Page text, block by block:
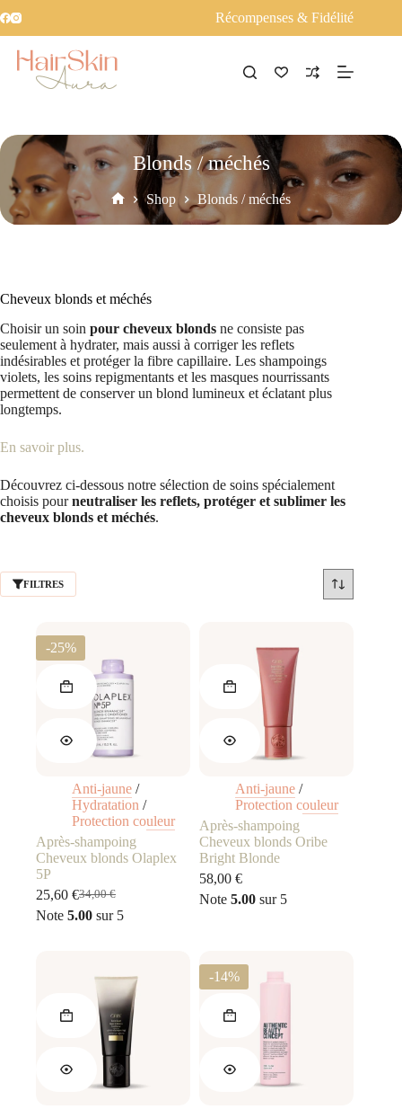
Récompenses & Fidélité
Blonds / méchés
Accueil
Shop Blonds / méchés
Cheveux blonds et méchés
Choisir un soin pour cheveux blonds ne consiste pas
seulement à hydrater, mais aussi à corriger les reflets
indésirables et protéger la fibre capillaire. Les shampoings
violets, les soins repigmentants et les masques nourrissants
permettent de conserver un blond lumineux et éclatant plus
longtemps.
En savoir plus.
Découvrez ci-dessous notre sélection de soins spécialement
choisis pourneutraliser les reflets, protéger et sublimer les
cheveux blonds et méchés.
FILTRES
-25%
Anti-jaune /
Hydratation /
Protection couleur
Après-shampoing
Cheveux blonds Olaplex
5P
34,00€
Le
prix
25,60 €Le
prix
Note 5.00 sur 5
Anti-jaune /
Protection couleur
Après-shampoing
Cheveux blonds Oribe
Bright Blonde
58,00€
Note5.00 sur 5
-14%